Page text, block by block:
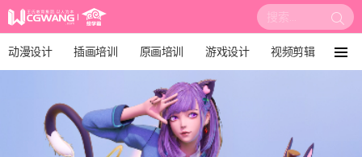
搜
索:
动漫设计 插画培训 原画培训 游戏设计 视频剪辑
培训课程
漫画设计 绘画教程 板绘培训